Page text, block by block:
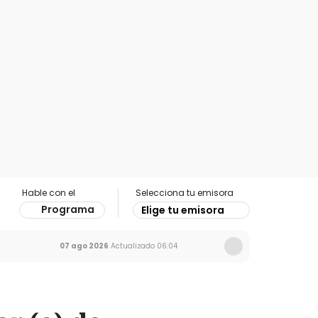
Hable con el
Programa
Selecciona tu emisora
Elige tu emisora
07 ago 2026 Actualizado 06:04